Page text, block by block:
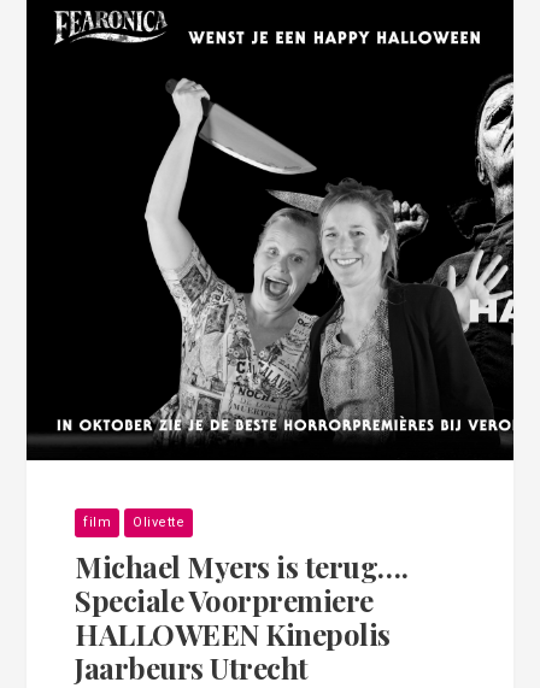
film Olivette
Michael Myers is terug….
Speciale Voorpremiere
HALLOWEEN Kinepolis
Jaarbeurs Utrecht